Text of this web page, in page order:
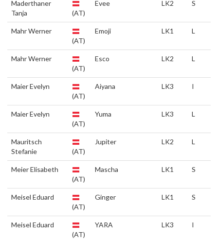
Maderthaner
Tanja
(AT)
Evee LK2 S
Mahr Werner
(AT)
Emoji LK1 L
Mahr Werner
(AT)
Esco LK2 L
Maier Evelyn
(AT)
Aiyana LK3 I
Maier Evelyn
(AT)
Yuma LK3 L
Mauritsch
Stefanie
(AT)
Jupiter LK2 L
Meier Elisabeth
(AT)
Mascha LK1 S
Meisel Eduard
(AT)
Ginger LK1 S
Meisel Eduard
(AT)
YARA LK3 I